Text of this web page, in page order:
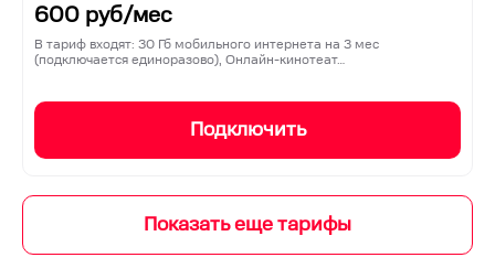
600 руб/мес
В тариф входят: 30 Гб мобильного интернета на 3 мес
(подключается единоразово), Онлайн-кинотеат…
Подключить